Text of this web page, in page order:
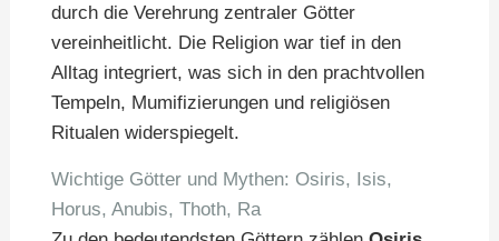
durch die Verehrung zentraler Götter
vereinheitlicht. Die Religion war tief in den
Alltag integriert, was sich in den prachtvollen
Tempeln, Mumifizierungen und religiösen
Ritualen widerspiegelt.
Wichtige Götter und Mythen: Osiris, Isis,
Horus, Anubis, Thoth, Ra